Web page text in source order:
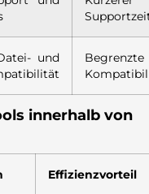
und
Begrenzte
innerhalb von
Effizienzvorteil